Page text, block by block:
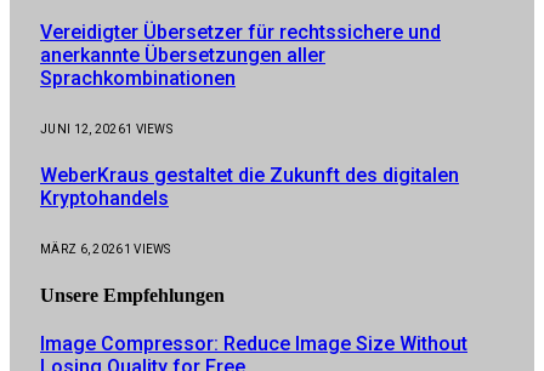
Vereidigter Übersetzer für rechtssichere und
anerkannte Übersetzungen aller
Sprachkombinationen
JUNI 12, 20261 VIEWS
WeberKraus gestaltet die Zukunft des digitalen
Kryptohandels
MÄRZ 6, 20261VIEWS
Unsere Empfehlungen
Image Compressor: Reduce Image Size Without